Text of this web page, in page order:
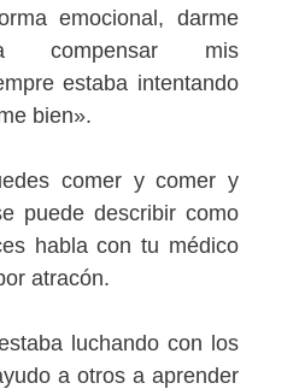
emocional, darme
compensar mis
estaba intentando
bien».
comer y comer y
puede describir como
habla con tu médico
atracón.
luchando con los
a otros a aprender